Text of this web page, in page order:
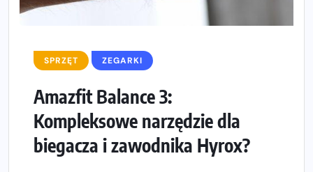
SPRZĘT ZEGARKI
Amazfit Balance 3:
Kompleksowe narzędzie dla
biegacza i zawodnika Hyrox?